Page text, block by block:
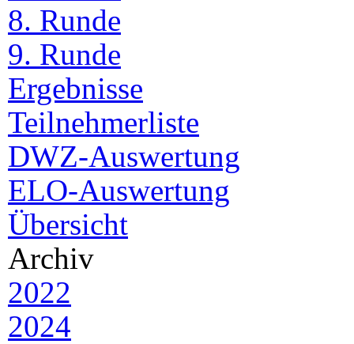
8. Runde
9. Runde
Ergebnisse
Teilnehmerliste
DWZ-Auswertung
ELO-Auswertung
Übersicht
Archiv
2022
2024